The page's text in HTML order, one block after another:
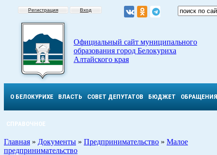
Регистрация Вход
Официальный сайт муниципального
образования город Белокуриха
Алтайского края
О БЕЛОКУРИХЕ ВЛАСТЬ СОВЕТ ДЕПУТАТОВ БЮДЖЕТ ОБРАЩЕНИЯ
СПРАВОЧНОЕ
Главная » Документы » Предпринимательство » Малое
предпринимательство